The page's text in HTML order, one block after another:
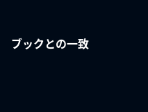
ブックとの一致